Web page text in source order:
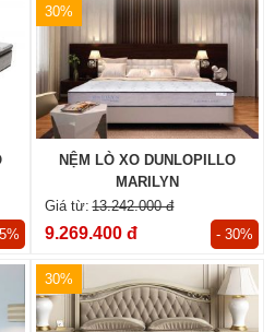
30%
NỆM LÒ XO DUNLOPILLO
MARILYN
13.242.000 đ
9.269.400 đ - 30%
30%